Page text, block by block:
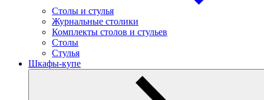
Столы и стулья
Журнальные столики
Комплекты столов и стульев
Столы
Стулья
Шкафы-купе